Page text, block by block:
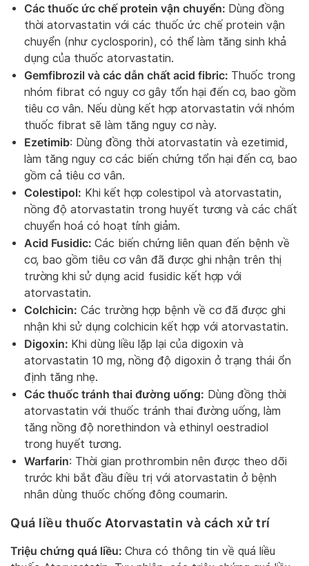
Các thuốc ức chế protein vận chuyển: Dùng đồng
thời atorvastatin với các thuốc ức chế protein vận
chuyển (như cyclosporin), có thể làm tăng sinh khả
dụng của thuốc atorvastatin.
Gemfibrozil và các dẫn chất acid fibric: Thuốc trong
nhóm fibrat có nguy cơ gây tổn hại đến cơ, bao gồm
tiêu cơ vân. Nếu dùng kết hợp atorvastatin với nhóm
thuốc fibrat sẽ làm tăng nguy cơ này.
Ezetimib: Dùng đồng thời atorvastatin và ezetimid,
làm tăng nguy cơ các biến chứng tổn hại đến cơ, bao
gồm cả tiêu cơ vân.
Colestipol: Khi kết hợp colestipol và atorvastatin,
nồng độ atorvastatin trong huyết tương và các chất
chuyển hoá có hoạt tính giảm.
Acid Fusidic: Các biến chứng liên quan đến bệnh về
cơ, bao gồm tiêu cơ vân đã được ghi nhận trên thị
trường khi sử dụng acid fusidic kết hợp với
atorvastatin.
Colchicin: Các trường hợp bệnh về cơ đã được ghi
nhận khi sử dụng colchicin kết hợp với atorvastatin.
Digoxin: Khi dùng liều lặp lại của digoxin và
atorvastatin 10 mg, nồng độ digoxin ở trạng thái ổn
định tăng nhẹ.
Các thuốc tránh thai đường uống: Dùng đồng thời
atorvastatin với thuốc tránh thai đường uống, làm
tăng nồng độ norethindon và ethinyl oestradiol
trong huyết tương.
Warfarin: Thời gian prothrombin nên được theo dõi
trước khi bắt đầu điều trị với atorvastatin ở bệnh
nhân dùng thuốc chống đông coumarin.
Quá liều thuốc Atorvastatin và cách xử trí
Triệu chứng quá liều: Chưa có thông tin về quá liều